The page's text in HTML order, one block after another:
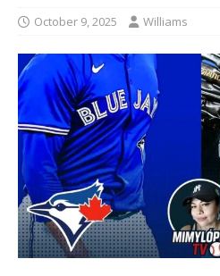
October 9, 2025 Williams